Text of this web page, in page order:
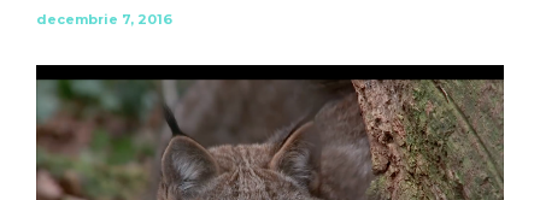
decembrie 7, 2016